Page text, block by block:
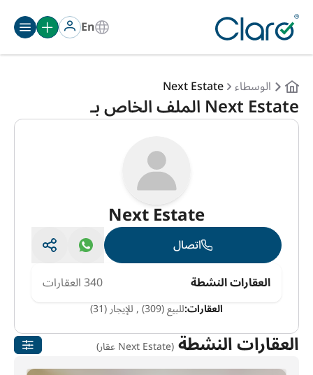
En
الوسطاء Next Estate
Next Estate الملف الخاص بـ
العقارات النشطة(Next Estate عقار)
Next Estate
اتصال
العقارات النشطة
340 العقارات
العقارات:للبيع (309) ,للإيجار (31)